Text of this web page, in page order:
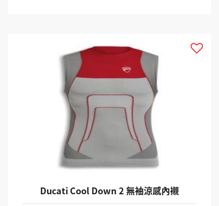
Ducati Cool Down 2 無袖涼感內襯